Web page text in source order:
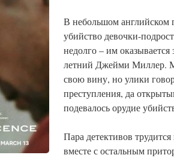
В небольшом английском
убийство девочки-
недолго – им
летний Джейми Миллер.
свою вину, но улики
преступления, да
подевалось орудие
Пара детективов
вместе с остальным